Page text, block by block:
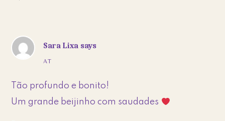
Sara Lixa says
AT
Tão profundo e bonito!
Um grande beijinho com saudades